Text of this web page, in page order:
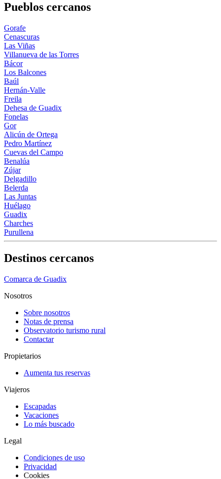
Pueblos cercanos
Gorafe
Cenascuras
Las Viñas
Villanueva de las Torres
Bácor
Los Balcones
Baúl
Hernán-Valle
Freila
Dehesa de Guadix
Fonelas
Gor
Alicún de Ortega
Pedro Martínez
Cuevas del Campo
Benalúa
Zújar
Delgadillo
Belerda
Las Juntas
Huélago
Guadix
Charches
Purullena
Destinos cercanos
Comarca de Guadix
Nosotros
Sobre nosotros
Notas de prensa
Observatorio turismo rural
Contactar
Propietarios
Aumenta tus reservas
Viajeros
Escapadas
Vacaciones
Lo más buscado
Legal
Condiciones de uso
Privacidad
Cookies